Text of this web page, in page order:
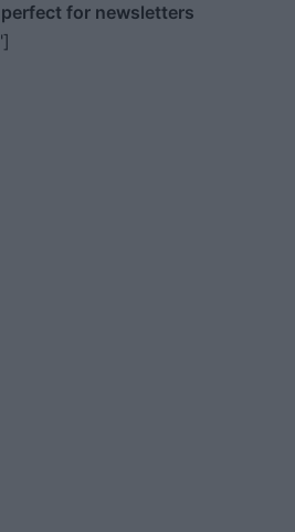
for newsletters